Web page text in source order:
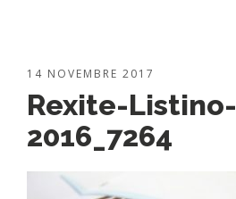
14 NOVEMBRE 2017
Rexite-Listino-
2016_7264